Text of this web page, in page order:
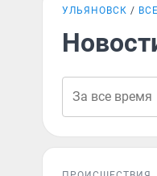
УЛЬЯНОВСК